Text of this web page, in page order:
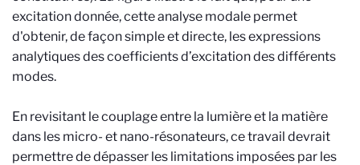
excitation donnée, cette analyse modale permet
d'obtenir, de façon simple et directe, les expressions
analytiques des coefficients d’excitation des différents
modes.
En revisitant le couplage entre la lumière et la matière
dans les micro- et nano-résonateurs, ce travail devrait
permettre de dépasser les limitations imposées par les